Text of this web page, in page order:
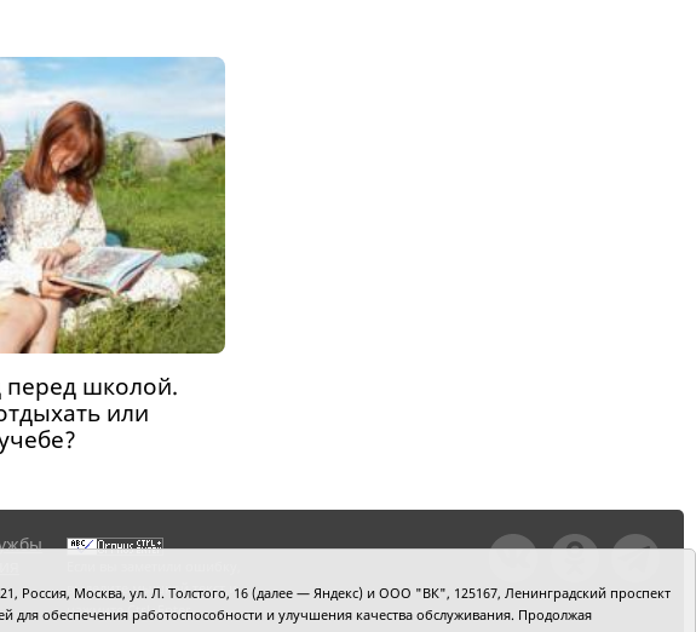
перед школой.
или
выделите мышкой текст и
нажмитеCtrl+Enter
Россия, Москва, ул. Л. Толстого, 16 (далее — Яндекс) и ООО "ВК", 125167, Ленинградский проспект
для обеспечения работоспособности и улучшения качества обслуживания. Продолжая